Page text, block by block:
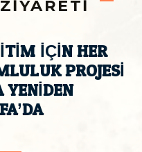
İÇİN HER
PROJESİ